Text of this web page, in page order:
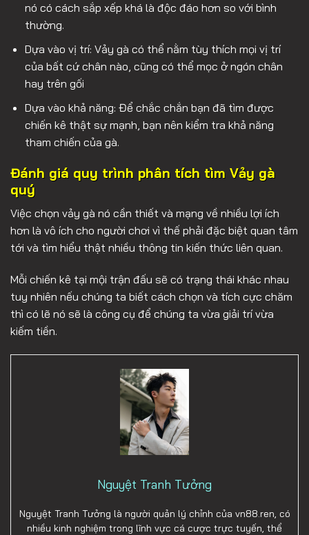
nó có cách sắp xếp khá là độc đáo hơn so với bình
thường.
Dựa vào vị trí: Vảy gà có thể nằm tùy thích mọi vị trí
của bất cứ chân nào, cũng có thể mọc ở ngón chân
hay trên gối
Dựa vào khả năng: Để chắc chắn bạn đã tìm được
chiến kê thật sự mạnh, bạn nên kiểm tra khả năng
tham chiến của gà.
Đánh giá quy trình phân tích tìm Vảy gà
quý
Việc chọn vảy gà nó cần thiết và mạng về nhiều lợi ích
hơn là vô ích cho người chơi vì thế phải đặc biệt quan tâm
tới và tìm hiểu thật nhiều thông tin kiến thức liên quan.
Mỗi chiến kê tại mội trận đấu sẽ có trạng thái khác nhau
tuy nhiên nếu chúng ta biết cách chọn và tích cực chăm
thì có lẽ nó sẽ là công cụ để chúng ta vừa giải trí vừa
kiếm tiền.
Nguyệt Tranh Tưởng
Nguyệt Tranh Tưởng là người quản lý chỉnh của vn88.ren, có
nhiều kinh nghiệm trong lĩnh vực cá cược trực tuyến, thể